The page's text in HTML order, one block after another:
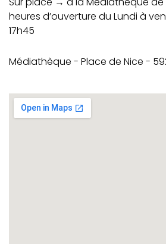
heures d’ouverture du Lundi à
17h45
Médiathèque - Place de Nice -